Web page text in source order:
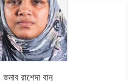
জনাব রাশেদা বানু